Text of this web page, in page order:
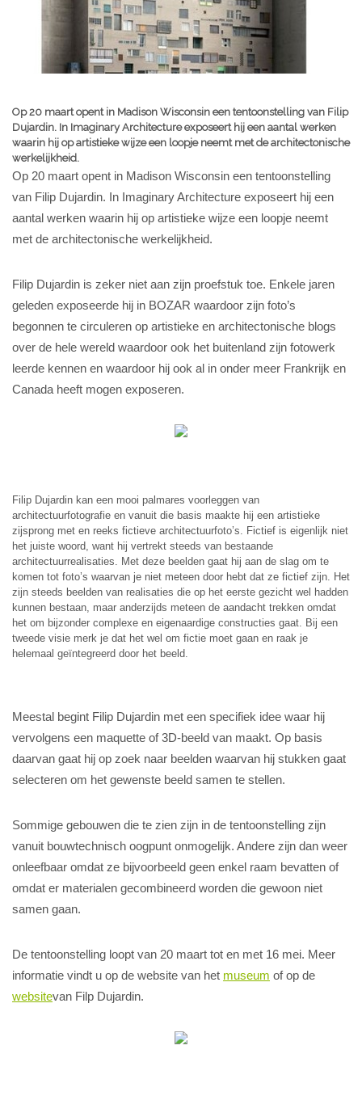
Op 20 maart opent in Madison Wisconsin een tentoonstelling van Filip
Dujardin. In Imaginary Architecture exposeert hij een aantal werken
waarin hij op artistieke wijze een loopje neemt met de architectonische
werkelijkheid.
Op 20 maart opent in Madison Wisconsin een tentoonstelling
van Filip Dujardin. In Imaginary Architecture exposeert hij een
aantal werken waarin hij op artistieke wijze een loopje neemt
met de architectonische werkelijkheid.
Filip Dujardin is zeker niet aan zijn proefstuk toe. Enkele jaren
geleden exposeerde hij in BOZAR waardoor zijn foto’s
begonnen te circuleren op artistieke en architectonische blogs
over de hele wereld waardoor ook het buitenland zijn fotowerk
leerde kennen en waardoor hij ook al in onder meer Frankrijk en
Canada heeft mogen exposeren.
Filip Dujardin kan een mooi palmares voorleggen van
architectuurfotografie en vanuit die basis maakte hij een artistieke
zijsprong met en reeks fictieve architectuurfoto’s. Fictief is eigenlijk niet
het juiste woord, want hij vertrekt steeds van bestaande
architectuurrealisaties. Met deze beelden gaat hij aan de slag om te
komen tot foto’s waarvan je niet meteen door hebt dat ze fictief zijn. Het
zijn steeds beelden van realisaties die op het eerste gezicht wel hadden
kunnen bestaan, maar anderzijds meteen de aandacht trekken omdat
het om bijzonder complexe en eigenaardige constructies gaat. Bij een
tweede visie merk je dat het wel om fictie moet gaan en raak je
helemaal geïntegreerd door het beeld.
Meestal begint Filip Dujardin met een specifiek idee waar hij
vervolgens een maquette of 3D-beeld van maakt. Op basis
daarvan gaat hij op zoek naar beelden waarvan hij stukken gaat
selecteren om het gewenste beeld samen te stellen.
Sommige gebouwen die te zien zijn in de tentoonstelling zijn
vanuit bouwtechnisch oogpunt onmogelijk. Andere zijn dan weer
onleefbaar omdat ze bijvoorbeeld geen enkel raam bevatten of
omdat er materialen gecombineerd worden die gewoon niet
samen gaan.
De tentoonstelling loopt van 20 maart tot en met 16 mei. Meer
informatie vindt u op de website van het museum of op de
websitevan Filp Dujardin.